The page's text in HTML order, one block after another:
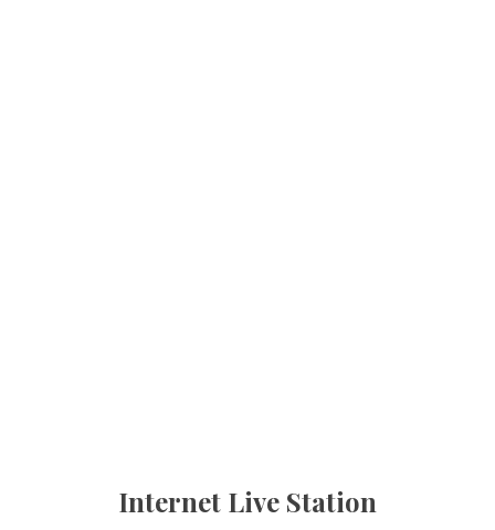
Internet Live Station